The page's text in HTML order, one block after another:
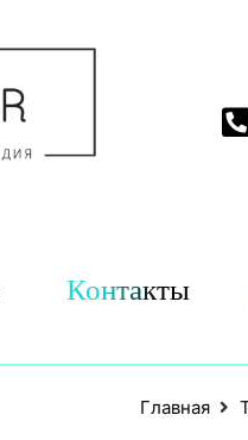
Контакты
Главная